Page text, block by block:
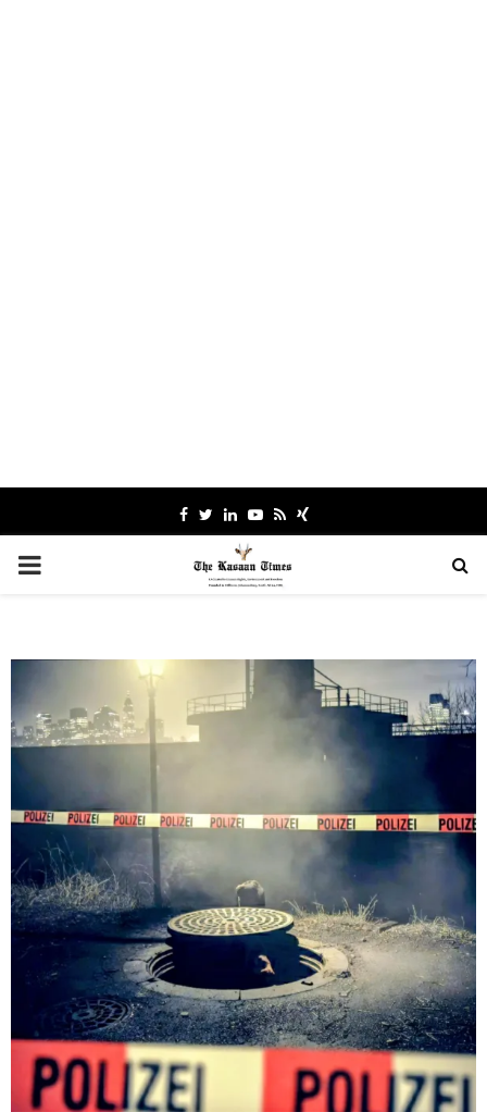
Facebook
TwitterLinkedinYoutube
RssXing
PRIMARY